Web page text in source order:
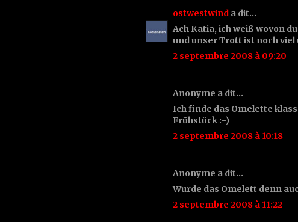
ostwestwind a dit…
Ach Katia, ich weiß wovon
und unser Trott ist noch
2 septembre 2008 à 09:20
Anonyme a dit…
Ich finde das Omelette
Frühstück :-)
2 septembre 2008 à 10:18
Anonyme a dit…
Wurde das Omelett denn
2 septembre 2008 à 11:22